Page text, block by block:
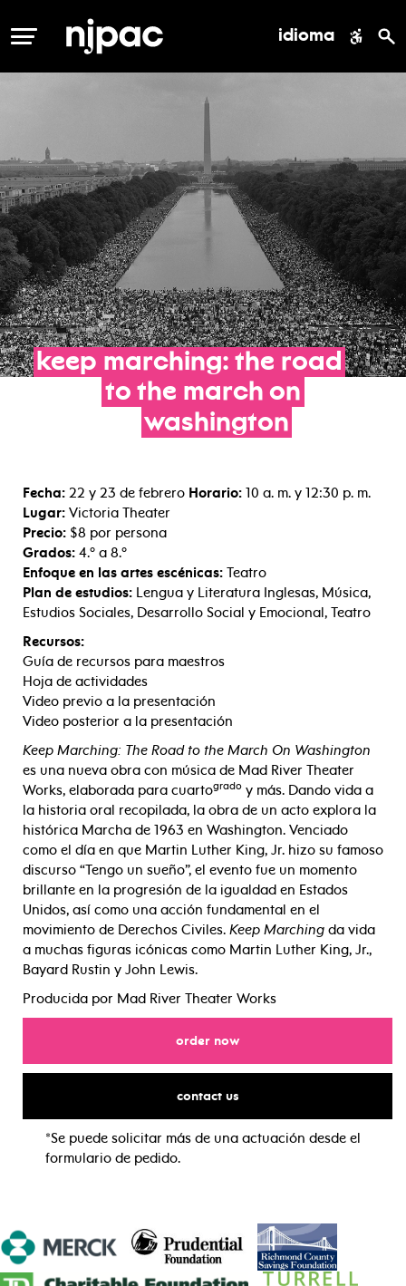
MENÚ idioma
keep marching: the road
to the march on
washington
Fecha: 22 y 23 de febrero Horario: 10 a. m. y 12:30 p. m.
Lugar: Victoria Theater
Precio: $8 por persona
Grados: 4.º a 8.º
Enfoque en las artes escénicas: Teatro
Plan de estudios: Lengua y Literatura Inglesas, Música,
Estudios Sociales, Desarrollo Social y Emocional, Teatro
Recursos:
Guía de recursos para maestros
Hoja de actividades
Video previo a la presentación
Video posterior a la presentación
Keep Marching: The Road to the March On Washington
es una nueva obra con música de Mad River Theater
Works, elaborada para cuartogrado y más. Dando vida a
la historia oral recopilada, la obra de un acto explora la
histórica Marcha de 1963 en Washington. Venciado
como el día en que Martin Luther King, Jr. hizo su famoso
discurso “Tengo un sueño”, el evento fue un momento
brillante en la progresión de la igualdad en Estados
Unidos, así como una acción fundamental en el
movimiento de Derechos Civiles. Keep Marching da vida
a muchas figuras icónicas como Martin Luther King, Jr.,
Bayard Rustin y John Lewis.
Producida por Mad River Theater Works
order nowfor
contact usfor
*Se puede solicitar más de una actuación desde el
formulario de pedido.